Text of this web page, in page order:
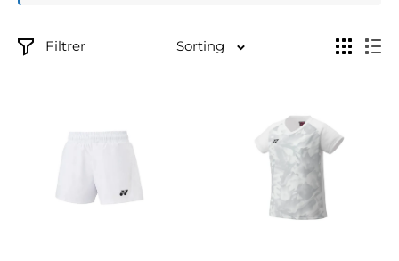
Filtrer Sorting